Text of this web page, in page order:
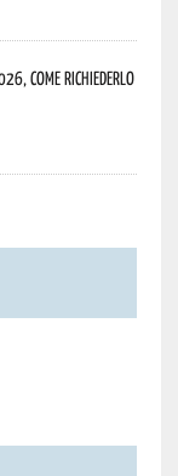
come richiederlo